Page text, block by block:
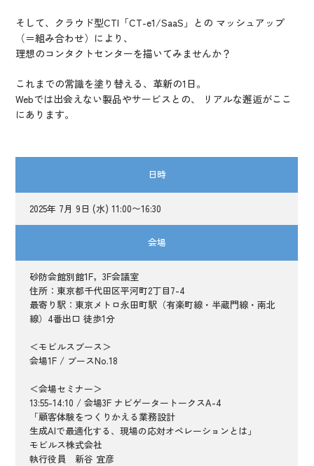
そして、クラウド型CTI「CT-e1/SaaS」との マッシュアップ
（＝組み合わせ）により、
理想のコンタクトセンターを描いてみませんか？
これまでの常識を塗り替える、革新の1日。
Webでは出会えない製品やサービスとの、 リアルな邂逅がここ
にあります。
日時
2025年 7月 9日 (水) 11:00〜16:30
会場
砂防会館別館1F，3F会議室
住所：東京都千代田区平河町2丁目7-4
最寄り駅：東京メトロ永田町駅（有楽町線・半蔵門線・南北
線）4番出口 徒歩1分
＜モビルスブース＞
会場1F / ブースNo.18
＜会場セミナー＞
13:55-14:10 / 会場3F ナビゲータートークスA-4
「顧客体験をつくりかえる業務設計
生成AIで最適化する、現場の応対オペレーションとは」
モビルス株式会社
執行役員 新谷 宜彦